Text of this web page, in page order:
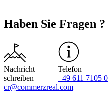
Haben Sie Fragen ?
Nachricht
schreiben
cr@commerzreal.com
Telefon
+49 611 7105 0